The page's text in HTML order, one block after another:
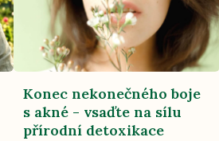
Konec nekonečného boje
s akné - vsaďte na sílu
přírodní detoxikace